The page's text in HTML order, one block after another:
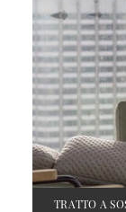
TRATTO A